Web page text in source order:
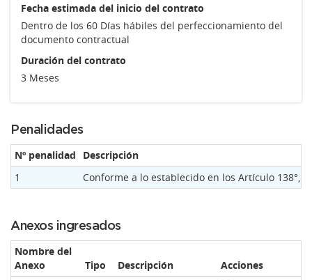
Fecha estimada del inicio del contrato
Dentro de los 60 Días hábiles del perfeccionamiento del
documento contractual
Duración del contrato
3 Meses
Penalidades
Nº penalidad
Descripción
1
Conforme a lo establecido en los Artículo 138°,
Anexos ingresados
Nombre del
Anexo
Tipo Descripción
Acciones